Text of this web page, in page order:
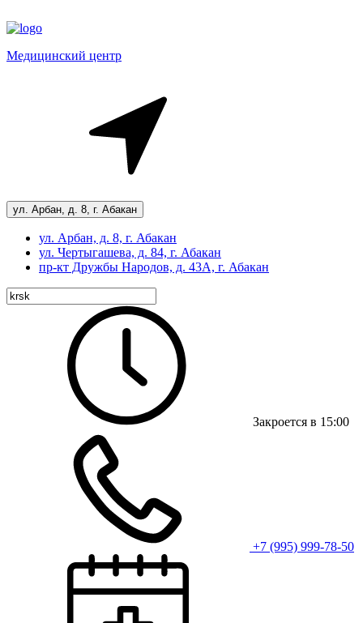
Медицинский центр
ул. Арбан, д. 8, г. Абакан
ул. Арбан, д. 8, г. Абакан
ул. Чертыгашева, д. 84, г. Абакан
пр-кт Дружбы Народов, д. 43А, г. Абакан
Закроется в 15:00
+7 (995) 999-78-50